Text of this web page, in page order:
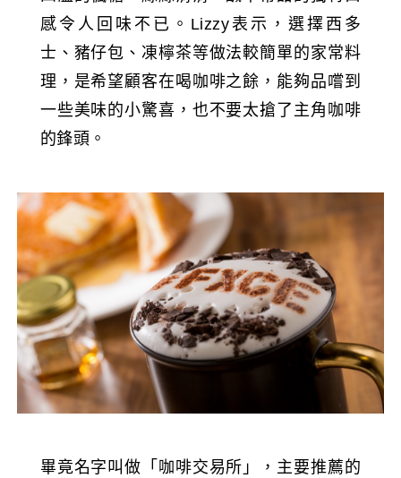
感令人回味不已。Lizzy表示，選擇西多
士、豬仔包、凍檸茶等做法較簡單的家常料
理，是希望顧客在喝咖啡之餘，能夠品嚐到
一些美味的小驚喜，也不要太搶了主角咖啡
的鋒頭。
畢竟名字叫做「咖啡交易所」，主要推薦的